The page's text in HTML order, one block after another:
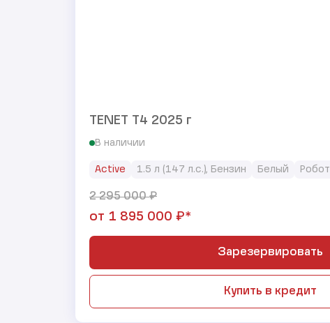
TENET T4 2025 г
В наличии
Active 1.5 л (147 л.с.), Бензин Белый Робот
2 295 000₽
от 1 895 000 ₽*
Зарезервировать
Купить в кредит